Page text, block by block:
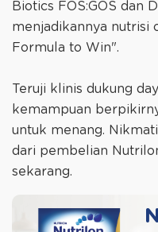
Biotics FOS:GOS dan
menjadikannya nutrisi
Formula to Win".
Teruji klinis dukung
kemampuan
untuk menang.
dari pembelian
sekarang.